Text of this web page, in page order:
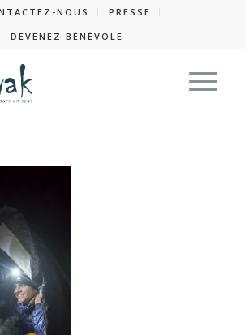
NOUS
PRESSE
DEVENEZ BÉNÉVOLE